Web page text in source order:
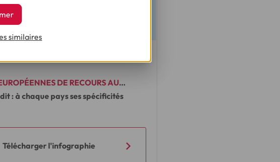
DE RECOURS AU
: à chaque pays ses spécificités
Télécharger l'infographie
similaires